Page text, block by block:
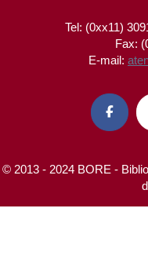
Tel: (0xx11)
Fax:
E-mail:

© 2013 - 2024 BORE -